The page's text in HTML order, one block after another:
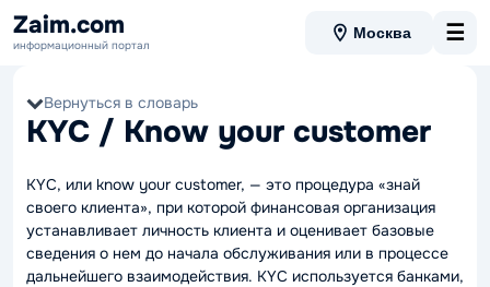
Zaim.com
информационный портал
Москва ☰
Вернуться в словарь
KYC / Know your customer
KYC, или know your customer, — это процедура «знай
своего клиента», при которой финансовая организация
устанавливает личность клиента и оценивает базовые
сведения о нем до начала обслуживания или в процессе
дальнейшего взаимодействия. KYC используется банками,